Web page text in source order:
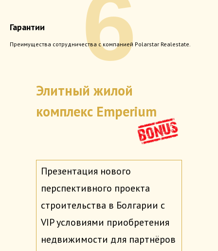
Гарантии
Преимущества сотрудничества с компанией Polarstar Realestate.
6
Презентация нового
перспективного проекта
строительства в Болгарии с
VIP условиями приобретения
недвижимости для партнёров
Элитный жилой
комплекс Emperium